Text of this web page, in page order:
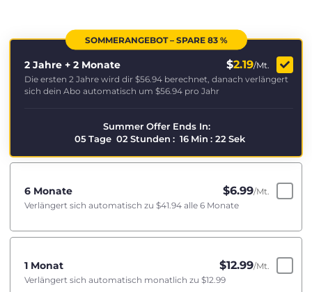
SOMMERANGEBOT – SPARE 83 %
2 Jahre + 2 Monate $2.19/Mt.
Die ersten 2 Jahre wird dir $56.94 berechnet, danach verlängert
sich dein Abo automatisch um $56.94 pro Jahr
Summer Offer Ends In:
05Tage 02 Stunden : 16 Min : 22 Sek
6 Monate $6.99/Mt.
Verlängert sich automatisch zu $41.94 alle 6 Monate
1 Monat $12.99/Mt.
Verlängert sich automatisch monatlich zu $12.99